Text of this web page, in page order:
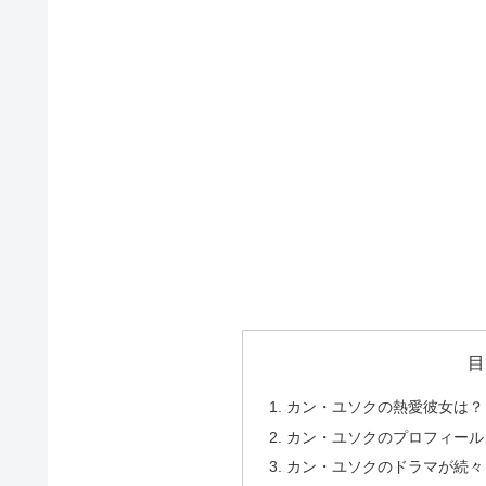
カン・ユソクの熱愛彼女は？
カン・ユソクのプロフィール
カン・ユソクのドラマが続